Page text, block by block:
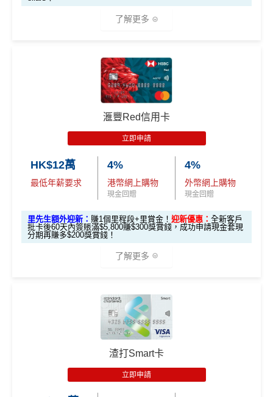
經「AEON HK」手機App申請信用卡，並輸入
賞金 + 新會員註冊38里賞金)
MrMiles.hk/aeon-wakuwaku-form/
2. 指定類別簽賬可享高達HK$200回贈
合資格客戶於發卡後首60天內於以下四大類別簽賬，
每個類別可享HK$50回贈，最高達HK$200回贈
指定類別包括：
「八達通自動增值」服務
交租金
於商戶設定每月自動轉賬，並完成一次自動轉
3. Apple Pay及Google Pay簽賬享高達1
0%回贈，高達HK$500回贈
合資格客戶於發卡後首60天內憑卡簽賬消費或成功辦
理信用卡免息分期計劃滿HK$8,000或以上，當中透過
Apple Pay及Google Pay簽賬可享高達10%回贈
HK$500回贈！
了解更多
（由2023年7月22日開始，恒生MMPOWER World Mast
用+Fun Dollars找卡數！）
推廣期：2026年7月16日至7月31日23:59
經里先生申請恒生MMPOWER World Mastercard
全新信用卡客戶*批卡後30日內簽夠HK$100，
送額外1,000里賞金/HK$1,000🍎Apple Gift Car
現有信用卡客戶批卡後30日內簽夠HK$100，送
額外500里賞金/HK$500🍎Apple Gift Card/超
MrMiles.hk/mpower-form
申請後記得盡快填form先有額外獎賞㗎！
≈ HK$1，可兌換FPS轉數快回贈！
4月17日或之前申請，填表呢邊：https://forms.gle/rPueeq
aPvoCRjPBh9 基本迎新：
推廣期：2026年1月1日至12月31日
滙豐Red信用卡
立即申請
HK$12萬
最低年薪要求
4%
港幣網上購物
現金回贈
4%
外幣網上購物
現金回贈
里先生額外迎新： 賺1個里程段+里賞金！ 迎新優惠： 全新客戶
批卡後60天內簽賬滿$5,800賺$300獎賞錢，成功申請現金套現
分期再賺多$200獎賞錢！
了解更多
滙豐 Red Card申請網址：MrMiles.hk/hsbc-red-apply
申請完填Form
MrMiles.hk/hsbc-red-for
渣打Smart卡
立即申請